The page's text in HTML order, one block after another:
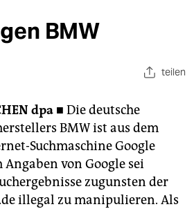
BMW
teilen
dpa ■ Die deutsche
BMW ist aus dem
Suchmaschine Google
Angaben von Google sei
zugunsten der
illegal zu manipulieren. Als